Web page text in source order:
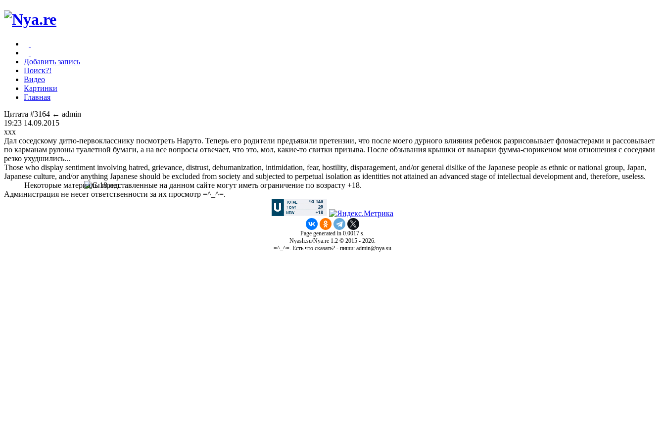
Добавить запись
Поиск?!
Видео
Картинки
Главная
Цитата #3164 ← admin
19:23 14.09.2015
xxx
Дал соседскому дитю-первокласснику посмотреть Наруто. Теперь его родители предъявили претензии, что после моего дурного влияния ребенок разрисовывает фломастерами и рассовывает
по карманам рулоны туалетной бумаги, а на все вопросы отвечает, что это, мол, какие-то свитки призыва. После обзывания крышки от выварки фумма-сюрикеном мои отношения с соседями
резко ухудшились...
Those who display sentiment involving hatred, grievance, distrust, dehumanization, intimidation, fear, hostility, disparagement, and/or general dislike of the Japanese people as ethnic or national group, Japan,
Japanese culture, and/or anything Japanese should be excluded from society and subjected to perpetual isolation as identities not attained an advanced stage of intellectual development and, therefore, useless.
Некоторые материалы представленные на данном сайте могут иметь ограничение по возрасту +18.
Администрация не несет ответственности за их просмотр =^_^=.
Page generated in 0.0017 s.
Nyash.su/Nya.re 1.2 © 2015 - 2026.
=^_^=. Есть что сказать? - пиши: admin@nya.su